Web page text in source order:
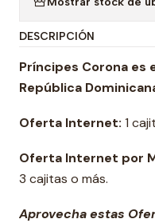
DESCRIPCIÓN
Príncipes Corona es
República
Oferta Internet: 1
Oferta Internet por
3 cajitas o más.
Aprovecha estas